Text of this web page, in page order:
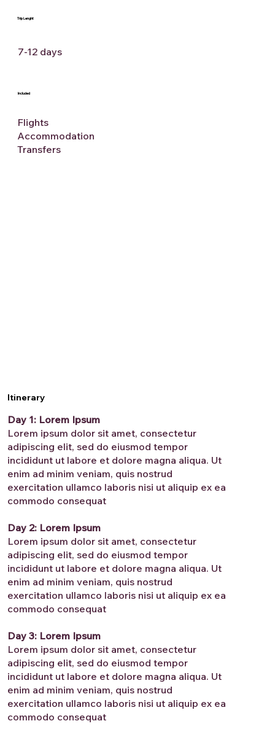
Trip Lenght
7-12 days
Included
Flights
Accommodation
Transfers
Itinerary
Day 1: Lorem Ipsum
Lorem ipsum dolor sit amet, consectetur
adipiscing elit, sed do eiusmod tempor
incididunt ut labore et dolore magna aliqua. Ut
enim ad minim veniam, quis nostrud
exercitation ullamco laboris nisi ut aliquip ex ea
commodo consequat
Day 2: Lorem Ipsum
Lorem ipsum dolor sit amet, consectetur
adipiscing elit, sed do eiusmod tempor
incididunt ut labore et dolore magna aliqua. Ut
enim ad minim veniam, quis nostrud
exercitation ullamco laboris nisi ut aliquip ex ea
commodo consequat
Day 3: Lorem Ipsum
Lorem ipsum dolor sit amet, consectetur
adipiscing elit, sed do eiusmod tempor
incididunt ut labore et dolore magna aliqua. Ut
enim ad minim veniam, quis nostrud
exercitation ullamco laboris nisi ut aliquip ex ea
commodo consequat